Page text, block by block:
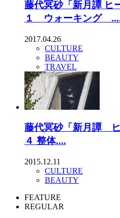
藤代冥砂「新月譚 ヒ
１ ウォーキング
2017.04.26
CULTURE
BEAUTY
TRAVEL
藤代冥砂「新月譚
４ 整体....
2015.12.11
CULTURE
BEAUTY
FEATURE
REGULAR